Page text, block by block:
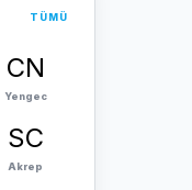
TÜMÜ
CN
Yengec
SC
Akrep